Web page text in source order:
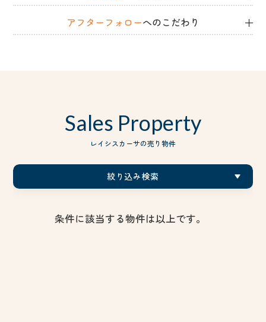
アフターフォローへのこだわり
Sales Property
レイシスカーサの売り物件
絞り込み検索
条件に該当する物件は以上です。